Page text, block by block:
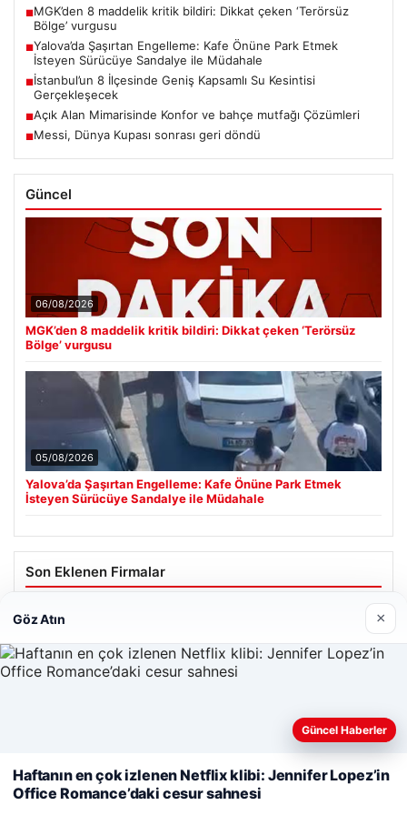
■MGK’den 8 maddelik kritik bildiri: Dikkat çeken ‘Terörsüz
Bölge’ vurgusu
■Yalova’da Şaşırtan Engelleme: Kafe Önüne Park Etmek
İsteyen Sürücüye Sandalye ile Müdahale
■İstanbul’un 8 İlçesinde Geniş Kapsamlı Su Kesintisi
Gerçekleşecek
■Açık Alan Mimarisinde Konfor ve bahçe mutfağı Çözümleri
■Messi, Dünya Kupası sonrası geri döndü
Güncel
06/08/2026
MGK’den 8 maddelik kritik bildiri: Dikkat çeken ‘Terörsüz
Bölge’ vurgusu
05/08/2026
Yalova’da Şaşırtan Engelleme: Kafe Önüne Park Etmek
İsteyen Sürücüye Sandalye ile Müdahale
Son Eklenen Firmalar
Cengiz Sigorta
© 2026 Analiz Gazete – Güncel Haberler
Web sitemizi nasıl kullandığınızı daha iyi anlayabilmek,
kullanıyoruz.
Çerez Politikamız
Reddet Kabul Et
Göz Atın ×
Güncel Haberler
Haftanın en çok izlenen Netflix klibi: Jennifer Lopez’in
Office Romance’daki cesur sahnesi